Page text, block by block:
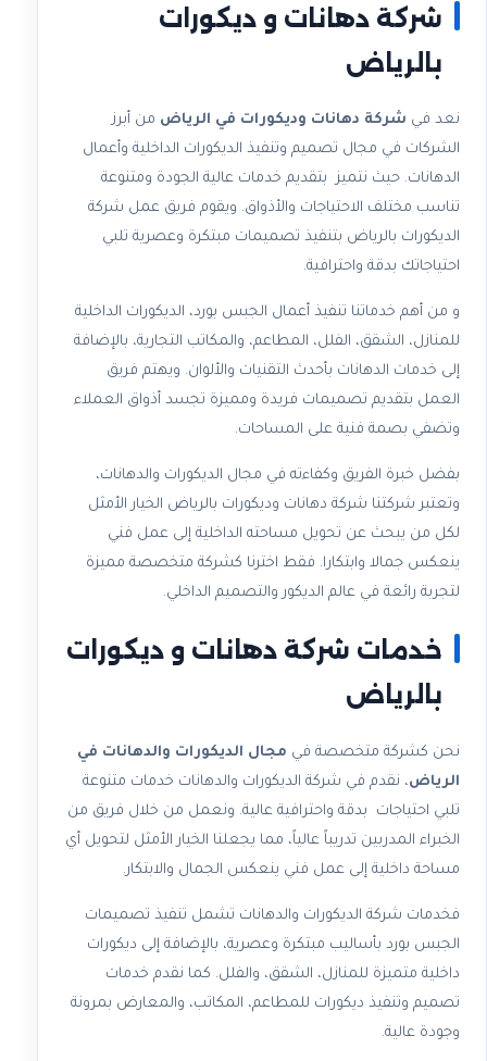
شركة دهانات و ديكورات
بالرياض
نعد في شركة دهانات وديكورات في الرياض من أبرز
الشركات في مجال تصميم وتنفيذ الديكورات الداخلية وأعمال
الدهانات. حيث نتميز بتقديم خدمات عالية الجودة ومتنوعة
تناسب مختلف الاحتياجات والأذواق. ويقوم فريق عمل شركة
الديكورات بالرياض بتنفيذ تصميمات مبتكرة وعصرية تلبي
احتياجاتك بدقة واحترافية.
و ‏من أهم خدماتنا تنفيذ أعمال الجبس بورد، الديكورات الداخلية
للمنازل، الشقق، الفلل، المطاعم، والمكاتب التجارية، بالإضافة
إلى خدمات الدهانات بأحدث التقنيات والألوان. ويهتم فريق
العمل بتقديم تصميمات فريدة ومميزة تجسد أذواق العملاء
وتضفي بصمة فنية على المساحات.
‏بفضل خبرة الفريق وكفاءته في مجال الديكورات والدهانات،
وتعتبر شركتنا شركة دهانات وديكورات بالرياض الخيار الأمثل
لكل من يبحث عن تحويل مساحته الداخلية إلى عمل فني
ينعكس جمالا وابتكارا. فقط اخترنا كشركة متخصصة مميزة
لتجربة رائعة في عالم الديكور والتصميم الداخلي.
خدمات شركة دهانات و ديكورات
بالرياض
نحن كشركة متخصصة في مجال الديكورات والدهانات في
الرياض، نقدم في شركة الديكورات والدهانات خدمات متنوعة
تلبي احتياجات بدقة واحترافية عالية. ونعمل من خلال فريق من
الخبراء المدربين تدريباً عالياً، مما يجعلنا الخيار الأمثل لتحويل أي
مساحة داخلية إلى عمل فني ينعكس الجمال والابتكار.
فخدمات شركة الديكورات والدهانات تشمل تنفيذ تصميمات
الجبس بورد بأساليب مبتكرة وعصرية، بالإضافة إلى ديكورات
داخلية متميزة للمنازل، الشقق، والفلل. كما نقدم خدمات
تصميم وتنفيذ ديكورات للمطاعم، المكاتب، والمعارض بمرونة
وجودة عالية.